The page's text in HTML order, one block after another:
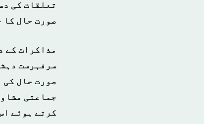
تعلقات کی
صورت حال کا
مذاکرات کے
سرفہرست
صورت حال کی
جماعتی
کرتے ہوئے